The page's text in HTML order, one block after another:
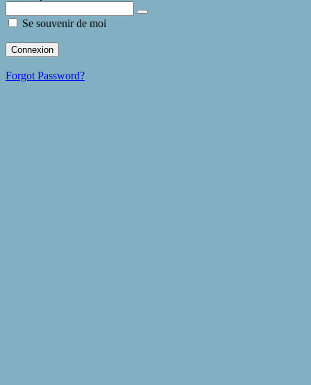
Se souvenir de moi
Forgot Password?